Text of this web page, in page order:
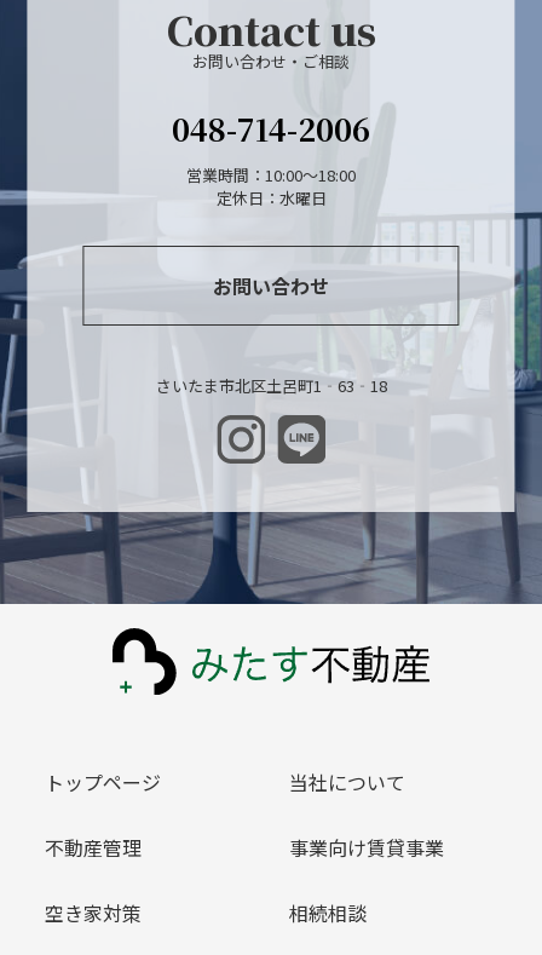
Contact us
お問い合わせ・ご相談
048-714-2006
営業時間：10:00～18:00
定休日：水曜日
お問い合わせ
さいたま市北区土呂町1‐63‐18
トップページ 当社について
不動産管理 事業向け賃貸事業
空き家対策 相続相談